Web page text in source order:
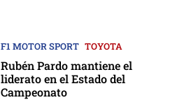
F1 MOTOR SPORT TOYOTA
Rubén Pardo mantiene el
liderato en el Estado del
Campeonato